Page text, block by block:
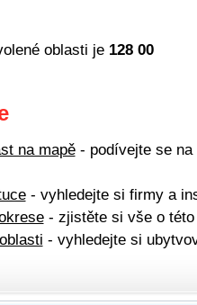
oblasti je 128 00
na mapě- podívejte se na
- vyhledejte si firmy a
- zjistěte si vše o této
- vyhledejte si